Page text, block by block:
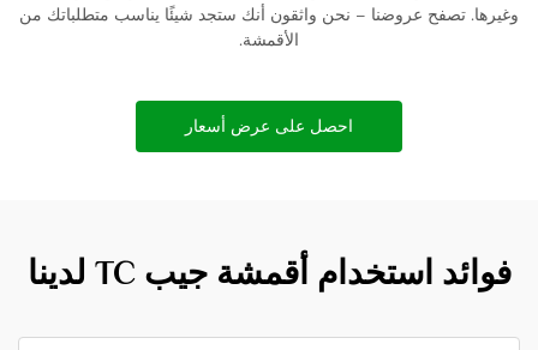
وغيرها. تصفح عروضنا – نحن واثقون أنك ستجد شيئًا يناسب متطلباتك من
الأقمشة.
احصل على عرض أسعار
فوائد استخدام أقمشة جيب TC لدينا